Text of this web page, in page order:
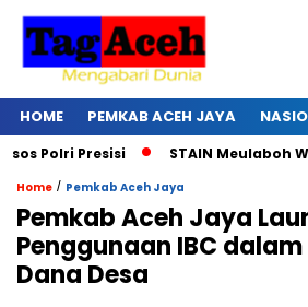
HOME PEMKAB ACEH JAYA
Polri Presisi STAIN Meulaboh
Home / Pemkab Aceh Jaya
Pemkab Aceh Jaya
Penggunaan IBC
Dana Desa